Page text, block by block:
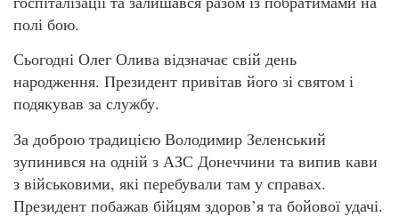
полі бою.
Сьогодні Олег Олива відзначає свій день
народження. Президент привітав його зі святом і
подякував за службу.
За доброю традицією Володимир Зеленський
зупинився на одній з АЗС Донеччини та випив кави
з військовими, які перебували там у справах.
Президент побажав бійцям здоров’я та бойової удачі.